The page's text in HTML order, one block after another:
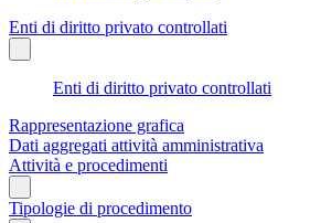
Enti di diritto privato controllati
Enti di diritto privato controllati
Rappresentazione grafica
Dati aggregati attività amministrativa
Attività e procedimenti
Tipologie di procedimento